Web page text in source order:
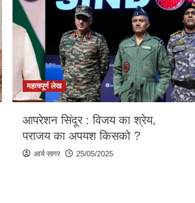
महत्वपूर्ण लेख
आपरेशन सिंदूर : विजय का श्रेय,
पराजय का अपयश किसको ?
आर्य सागर 25/05/2025